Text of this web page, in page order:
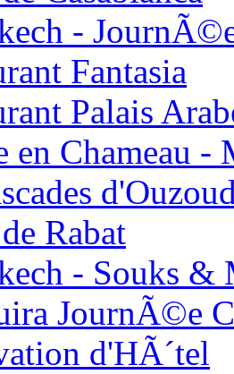
-
Fantasia
Palais
en Chameau -
Rabat
- Souks &
JournÃ©e
d'HÃ´tel